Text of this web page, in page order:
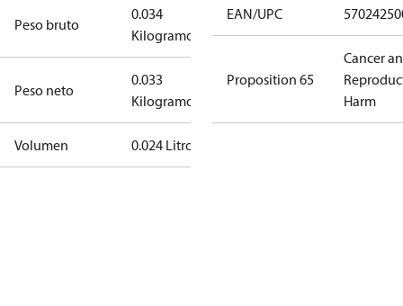
Peso bruto
0.034
Kilogramo
Peso neto
0.033
Kilogramo
Volumen 0.024 Litro
EAN/UPC
Proposition 65
Cancer
Harm